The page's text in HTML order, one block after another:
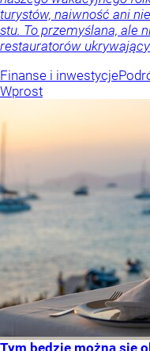
turystów, naiwność ani
stu. To przemyślana, ale
restauratorów
Finanse i inwestycje
Wprost
Tym będzie można się